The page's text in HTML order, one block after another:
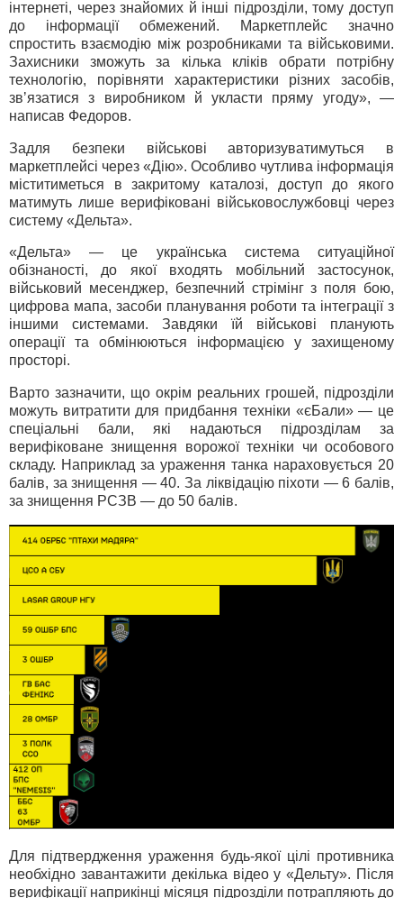
інтернеті, через знайомих й інші підрозділи, тому доступ
до інформації обмежений. Маркетплейс значно
спростить взаємодію між розробниками та військовими.
Захисники зможуть за кілька кліків обрати потрібну
технологію, порівняти характеристики різних засобів,
звʼязатися з виробником й укласти пряму угоду», —
написав Федоров.
Задля безпеки військові авторизуватимуться в
маркетплейсі через «Дію». Особливо чутлива інформація
міститиметься в закритому каталозі, доступ до якого
матимуть лише верифіковані військовослужбовці через
систему «Дельта».
«Дельта» — це українська система ситуаційної
обізнаності, до якої входять мобільний застосунок,
військовий месенджер, безпечний стрімінг з поля бою,
цифрова мапа, засоби планування роботи та інтеграції з
іншими системами. Завдяки їй військові планують
операції та обмінюються інформацією у захищеному
просторі.
Варто зазначити, що окрім реальних грошей, підрозділи
можуть витратити для придбання техніки «єБали» — це
спеціальні бали, які надаються підрозділам за
верифіковане знищення ворожої техніки чи особового
складу. Наприклад за ураження танка нараховується 20
балів, за знищення — 40. За ліквідацію піхоти — 6 балів,
за знищення РСЗВ — до 50 балів.
Для підтвердження ураження будь-якої цілі противника
необхідно завантажити декілька відео у «Дельту». Після
верифікації наприкінці місяця підрозділи потрапляють до